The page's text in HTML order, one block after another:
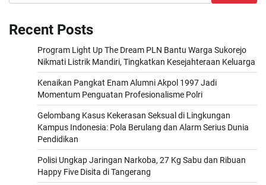
Recent Posts
Program Light Up The Dream PLN Bantu Warga Sukorejo
Nikmati Listrik Mandiri, Tingkatkan Kesejahteraan Keluarga
Kenaikan Pangkat Enam Alumni Akpol 1997 Jadi
Momentum Penguatan Profesionalisme Polri
Gelombang Kasus Kekerasan Seksual di Lingkungan
Kampus Indonesia: Pola Berulang dan Alarm Serius Dunia
Pendidikan
Polisi Ungkap Jaringan Narkoba, 27 Kg Sabu dan Ribuan
Happy Five Disita di Tangerang